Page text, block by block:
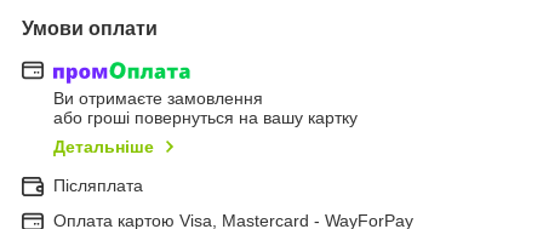
Умови оплати
Ви отримаєте замовлення
або гроші повернуться на вашу картку
Детальніше
Післяплата
Оплата картою Visa, Mastercard - WayForPay